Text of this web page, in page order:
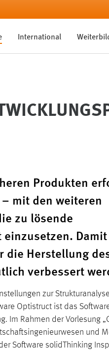
International
Produkten
mit den weiteren
zu lösende
die Herstellung
verbessert
zur
Optistruct ist das
Rahmen der Vorlesung
und
Software solidThinking